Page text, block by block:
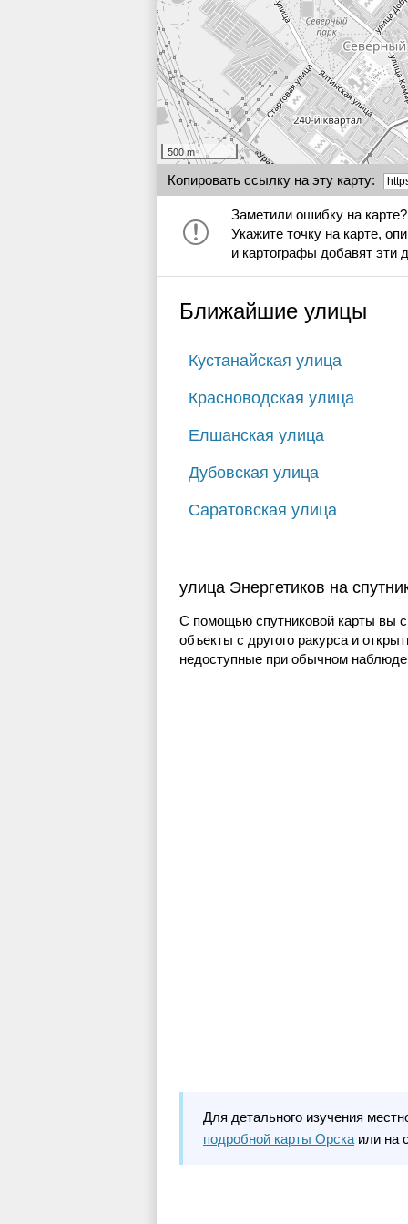
500 m
Копировать ссылку на эту карту:
Заметили ошибку на карте?
Укажите точку на карте,
и картографы добавят эти
Ближайшие улицы
Кустанайская улица
Красноводская улица
Елшанская улица
Дубовская улица
Саратовская улица
улица Энергетиков на
С помощью спутниковой карты вы
объекты с другого ракурса и
недоступные при обычном
Для детального изучения
подробной карты Орска или на